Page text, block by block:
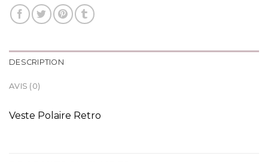
DESCRIPTION
AVIS (0)
Veste Polaire Retro